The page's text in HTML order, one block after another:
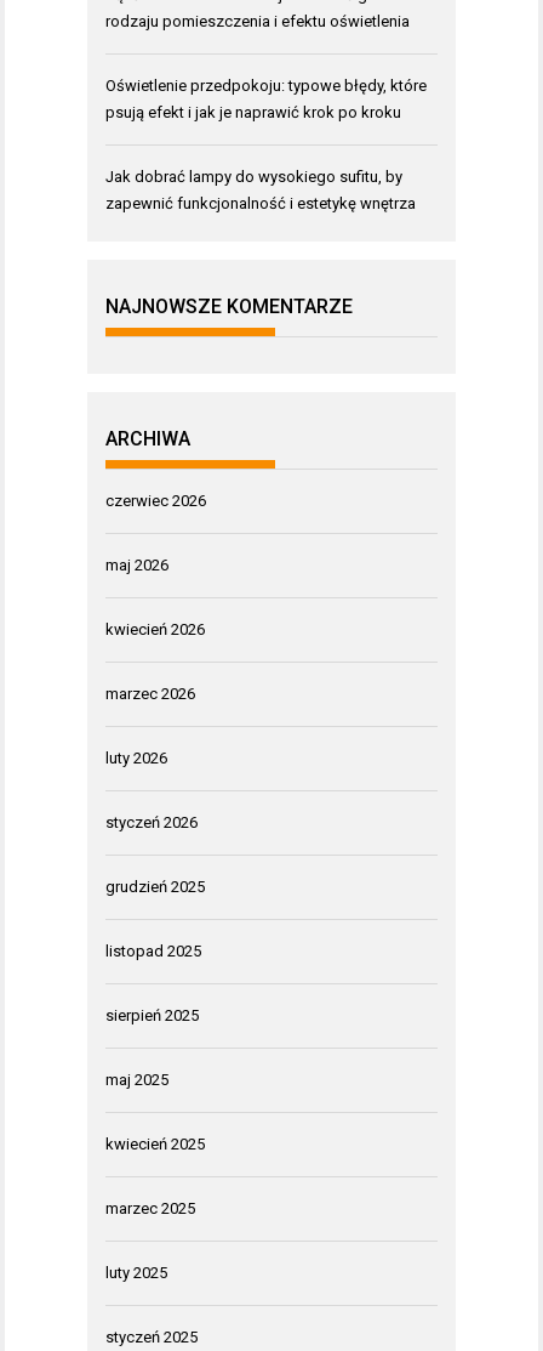
rodzaju pomieszczenia i efektu oświetlenia
Oświetlenie przedpokoju: typowe błędy, które
psują efekt i jak je naprawić krok po kroku
Jak dobrać lampy do wysokiego sufitu, by
zapewnić funkcjonalność i estetykę wnętrza
NAJNOWSZE KOMENTARZE
ARCHIWA
czerwiec 2026
maj 2026
kwiecień 2026
marzec 2026
luty 2026
styczeń 2026
grudzień 2025
listopad 2025
sierpień 2025
maj 2025
kwiecień 2025
marzec 2025
luty 2025
styczeń 2025